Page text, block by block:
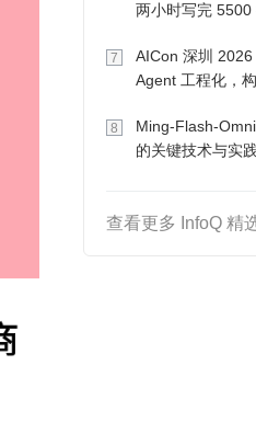
两小时写完 5500
7
AICon 深圳
Agent 工程化，
8
Ming-Flash-
的关键技术与实践
查看更多 InfoQ 精